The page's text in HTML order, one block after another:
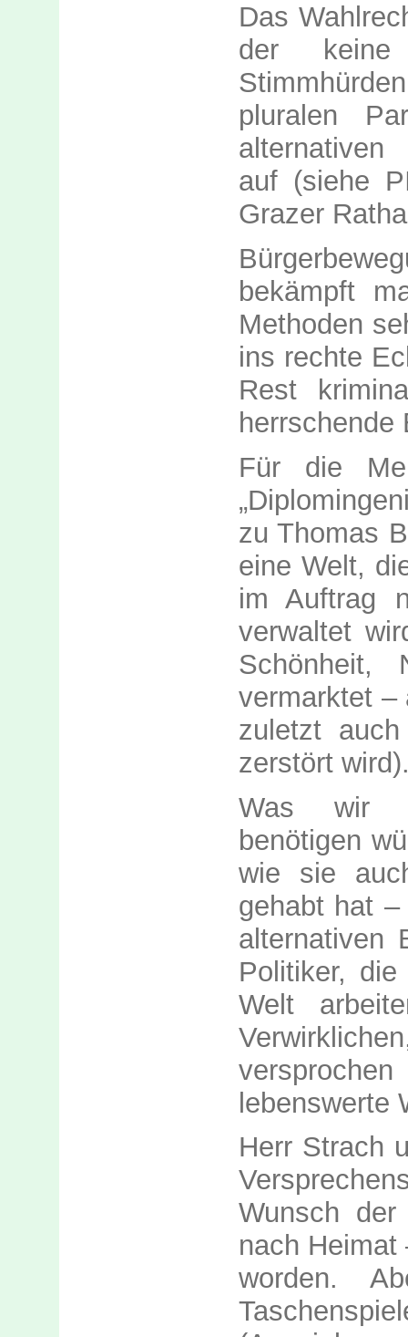
Das
der keine
pluralen
alternativen
auf (siehe
Grazer
bekämpft
Methoden
ins rechte
Rest
herrschende
Für die
zu Thomas
eine Welt,
im Auftrag
verwaltet
vermarktet –
zuletzt
zerstört
Was wir
benötigen
wie sie
gehabt hat
alternativen
Politiker,
Welt
lebenswerte
Herr Strach
Wunsch
nach Heimat
worden.